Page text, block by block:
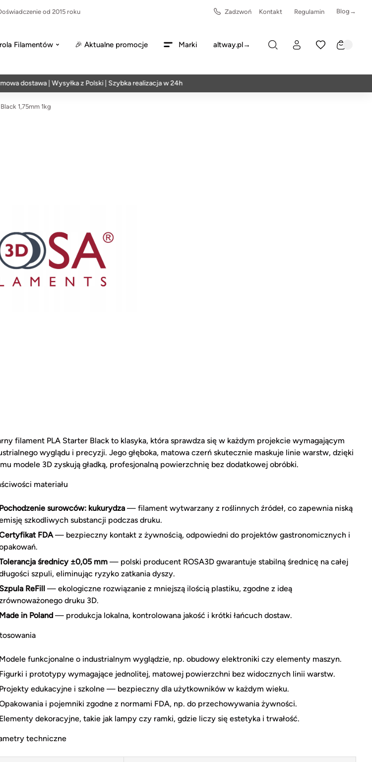
od 2015 roku Zadzwoń Kontakt Regulamin Blog→
Filamentów 🎉 Aktualne promocje Marki altway.pl→
dostawa | Wysyłka z Polski | Szybka realizacja w 24h
1,75mm 1kg
filament PLA Starter Black to klasyka, która sprawdza się w każdym projekcie wymagającym
wyglądu i precyzji. Jego głęboka, matowa czerń skutecznie maskuje linie warstw, dzięki
modele 3D zyskują gładką, profesjonalną powierzchnię bez dodatkowej obróbki.
materiału
Pochodzenie surowców: kukurydza — filament wytwarzany z roślinnych źródeł, co zapewnia niską
szkodliwych substancji podczas druku.
FDA— bezpieczny kontakt z żywnością, odpowiedni do projektów gastronomicznych i
średnicy ±0,05 mm — polski producent ROSA3D gwarantuje stabilną średnicę na całej
szpuli, eliminując ryzyko zatkania dyszy.
ReFill — ekologiczne rozwiązanie z mniejszą ilością plastiku, zgodne z ideą
druku 3D.
Made in Poland — produkcja lokalna, kontrolowana jakość i krótki łańcuch dostaw.
Modele funkcjonalne o industrialnym wyglądzie, np. obudowy elektroniki czy elementy maszyn.
Figurki i prototypy wymagające jednolitej, matowej powierzchni bez widocznych linii warstw.
Projekty edukacyjne i szkolne — bezpieczny dla użytkowników w każdym wieku.
i pojemniki zgodne z normami FDA, np. do przechowywania żywności.
Elementy dekoracyjne, takie jak lampy czy ramki, gdzie liczy się estetyka i trwałość.
techniczne